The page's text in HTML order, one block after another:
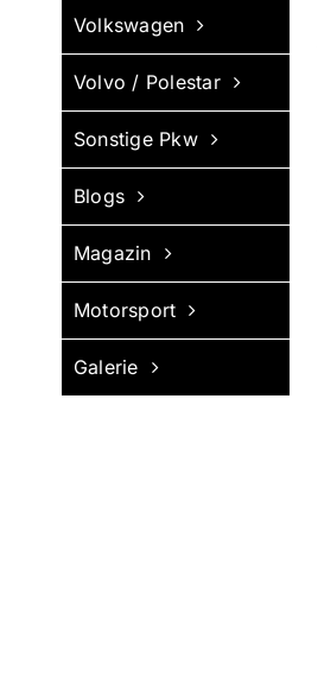
Volkswagen
Volvo / Polestar
Sonstige Pkw
Blogs
Magazin
Motorsport
Galerie